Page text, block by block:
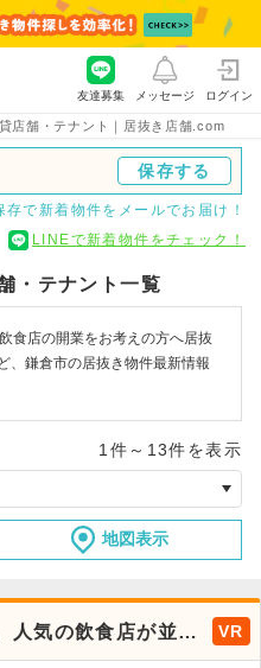
店舗・テナント｜居抜き店舗.com
友達募集 メッセージ ログイン
保存する
存で新着物件をメールでお届け！
LINEで新着物件をチェック！
・テナント一覧
食店の開業をお考えの方へ居抜
、鎌倉市の居抜き物件最新情報
1件～13件を表示
地図表示
人気の飲食店が並ぶ
VR